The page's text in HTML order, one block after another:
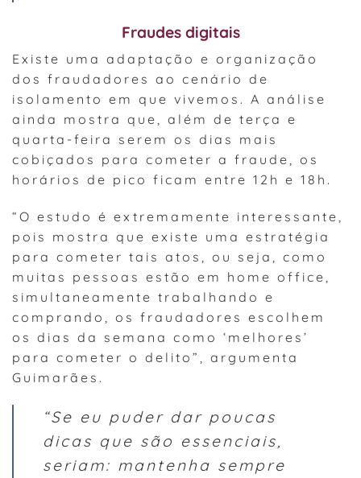
Fraudes digitais
Existe uma adaptação e organização
dos fraudadores ao cenário de
isolamento em que vivemos. A análise
ainda mostra que, além de terça e
quarta-feira serem os dias mais
cobiçados para cometer a fraude, os
horários de pico ficam entre 12h e 18h.
“O estudo é extremamente interessante,
pois mostra que existe uma estratégia
para cometer tais atos, ou seja, como
muitas pessoas estão em home office,
simultaneamente trabalhando e
comprando, os fraudadores escolhem
os dias da semana como ‘melhores’
para cometer o delito”, argumenta
Guimarães.
“Se eu puder dar poucas
dicas que são essenciais,
seriam: mantenha sempre